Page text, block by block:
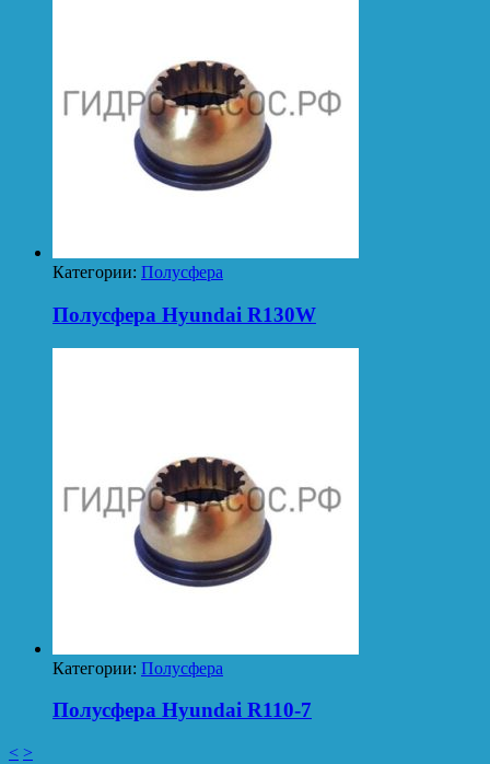
Категории: Полусфера
Полусфера Hyundai R130W
Категории: Полусфера
Полусфера Hyundai R110-7
< >